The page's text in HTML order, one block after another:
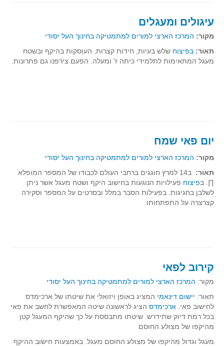
עיגולים ומעגלים
מקור: המרכז הארצי למורים למתמטיקה בחינוך העל יסודי
תאור: בפיצוח שלש בעיות, חידות קצרות, העוסקות בהיקף ובשטח
מעגל המתאימות לתלמידי כיתה ז' ומעלה. הפעם צירפנו גם פתרונות.
יום פאי שמח
מקור: המרכז הארצי למורים למתמטיקה בחינוך העל יסודי
תאור:
ב14 למרץ חוגגים ברחבי העולם לכבודו של המספר המופלא
∏. בפיצוח פעילויות הנוגעות בחישוב היקף ושטח מעגל אשר ניתן
לשלבן בחגיגות. בפעילות הסבר במלל ובסרטים על המספר וסקירה
קצרצרה על התפתחותו.
קירוב לפאי
מקור: המרכז הארצי למורים למתמטיקה בחינוך העל יסודי
תאור: יישום דינאמי המציג באופן ויזואלי את שיטתו של ארכימדס
לחישוב פאי. ארכימדס הציג לראשונה שיטה המאפשרת לחשב את פאי
בכל רמת דיוק שתידרש. שיטתו מתבססת על כך שהיקף המעגל קטן
מהיקפו של מצולע החוסם
מעגל וגדול מהיקפו של מצולע החוסם מעגל. באמצעות חישוב ההיקף